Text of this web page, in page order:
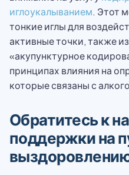
иглоукалыванием. Этот
тонкие иглы для
активные точки, также
«акупунктурное
принципах влияния на
которые связаны с
Обратитесь к
поддержки на